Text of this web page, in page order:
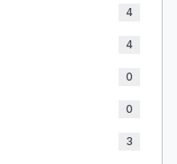
4
4
0
0
3